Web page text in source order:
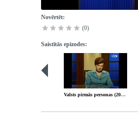
Novērtēt:
(0)
Saistītās epizodes:
Valsts pirmās personas (2004-02-05)